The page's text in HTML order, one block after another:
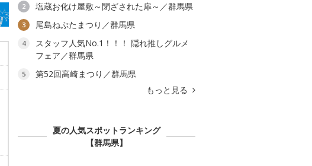
2 塩蔵お化け屋敷～閉ざされた扉～／群馬県
3 尾島ねぷたまつり／群馬県
4
スタッフ人気No.1！！！ 隠れ推しグルメ
フェア／群馬県
5
第52回高崎まつり／群馬県
もっと見る
夏の人気スポットランキング
【群馬県】